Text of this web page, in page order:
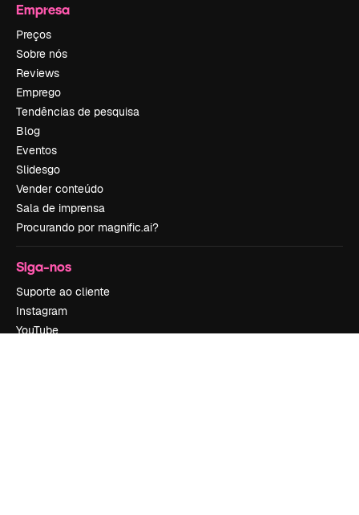
Empresa
Preços
Sobre nós
Reviews
Emprego
Tendências de pesquisa
Blog
Eventos
Slidesgo
Vender conteúdo
Sala de imprensa
Procurando por magnific.ai?
Siga-nos
Suporte ao cliente
Instagram
YouTube